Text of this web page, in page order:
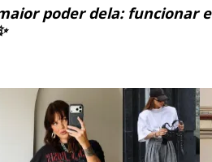
poder dela: funcionar